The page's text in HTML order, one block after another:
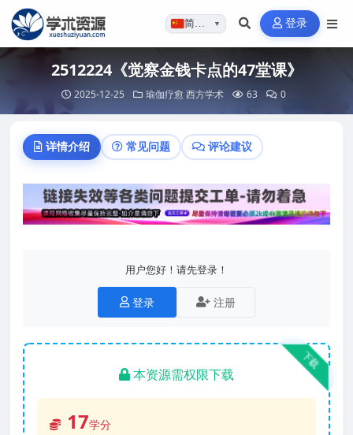
简体…▼ 登录
2512224《觉察金钱卡点的47堂课》
2025-12-25 瑜伽疗愈 西方学术 63 0
详情介绍 常见问题 评论建议
用户您好！请先登录！
登录 注册
下载
本资源需权限下载
17学分